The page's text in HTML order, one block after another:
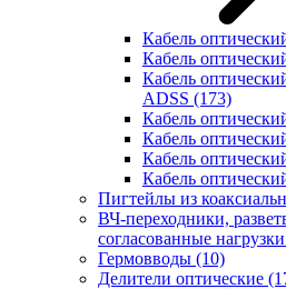
Кабель
Кабель
Кабель
ADSS (173)
Кабель
Кабель
Кабель
Кабель
Пигтейлы из
ВЧ-переходники,
согласованные нагрузки
Гермовводы (10)
Делители оптические